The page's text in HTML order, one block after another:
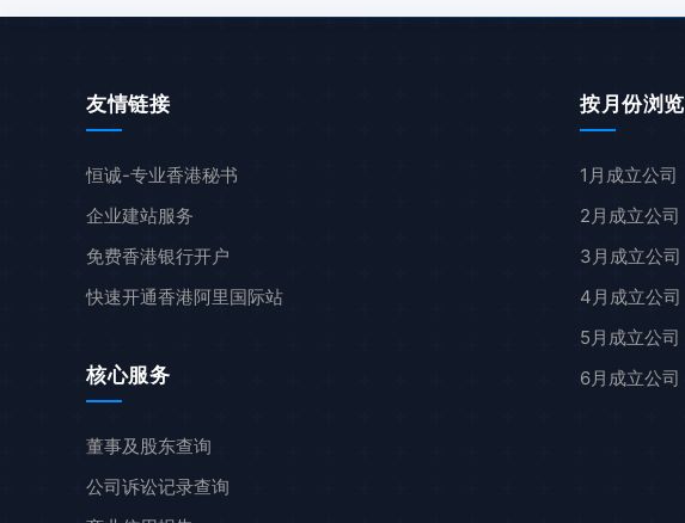
友情链接
恒诚-专业香港秘书
企业建站服务
免费香港银行开户
快速开通香港阿里国际站
核心服务
董事及股东查询
公司诉讼记录查询
按月份浏览
1月成立公司
2月成立公司
3月成立公司
4月成立公司
5月成立公司
6月成立公司